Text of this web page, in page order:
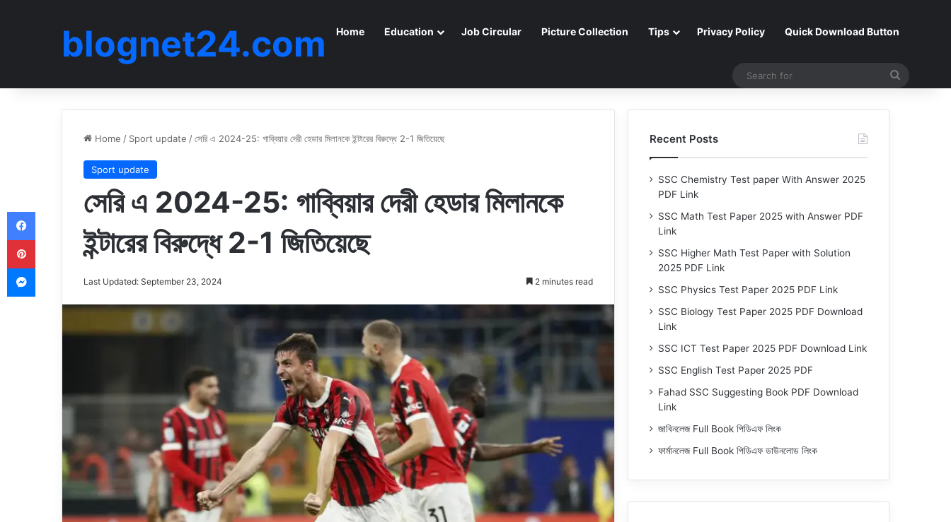
blognet24.com Home Education Job Circular Picture Collection Tips Privacy Policy Quick Download Button
Home / Sport update /সেরি এ 2024-25: গাব্বিয়ার দেরী হেডার মিলানকে ইন্টারের বিরুদ্ধে 2-1 জিতিয়েছে
Sport update
সেরি এ 2024-25: গাব্বিয়ার দেরী হেডার মিলানকে
ইন্টারের বিরুদ্ধে 2-1 জিতিয়েছে
Last Updated: September 23, 2024 2 minutes read
Recent Posts
SSC Chemistry Test paper With Answer 2025
PDF Link
SSC Math Test Paper 2025 with Answer PDF
Link
SSC Higher Math Test Paper with Solution
2025 PDF Link
SSC Physics Test Paper 2025 PDF Link
SSC Biology Test Paper 2025 PDF Download
Link
SSC ICT Test Paper 2025 PDF Download Link
SSC English Test Paper 2025 PDF
Fahad SSC Suggesting Book PDF Download
Link
জাবিনলেজ Full Book পিডিএফ লিংক
ফার্মানলেজ Full Book পিডিএফ ডাউনলোড লিংক
Facebook
Pinterest
Messenger